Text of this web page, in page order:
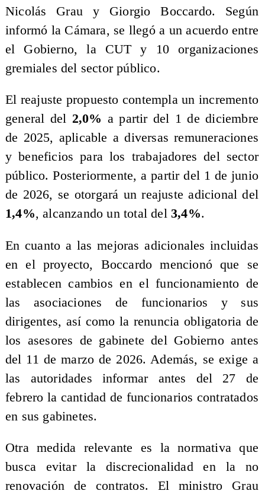
Nicolás Grau y Giorgio Boccardo. Según
informó la Cámara, se llegó a un acuerdo entre
el Gobierno, la CUT y 10 organizaciones
gremiales del sector público.
El reajuste propuesto contempla un incremento
general del 2,0% a partir del 1 de diciembre
de 2025, aplicable a diversas remuneraciones
y beneficios para los trabajadores del sector
público. Posteriormente, a partir del 1 de junio
de 2026, se otorgará un reajuste adicional del
1,4%, alcanzando un total del 3,4%.
En cuanto a las mejoras adicionales incluidas
en el proyecto, Boccardo mencionó que se
establecen cambios en el funcionamiento de
las asociaciones de funcionarios y sus
dirigentes, así como la renuncia obligatoria de
los asesores de gabinete del Gobierno antes
del 11 de marzo de 2026. Además, se exige a
las autoridades informar antes del 27 de
febrero la cantidad de funcionarios contratados
en sus gabinetes.
Otra medida relevante es la normativa que
busca evitar la discrecionalidad en la no
renovación de contratos. El ministro Grau